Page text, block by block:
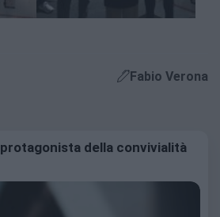
Fabio Verona
della convivialità